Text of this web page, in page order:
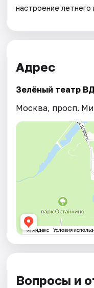
настроение
Адрес
Зелёный театр
Москва, просп.
Вопросы и